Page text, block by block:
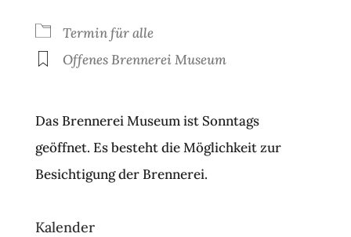
Termin für alle
Offenes Brennerei Museum
Das Brennerei Museum ist Sonntags
geöffnet. Es besteht die Möglichkeit zur
Besichtigung der Brennerei.
Kalender